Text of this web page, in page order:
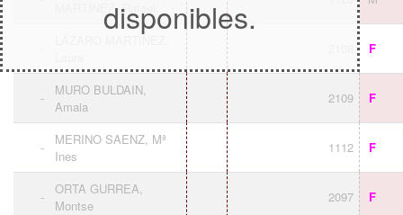
disponibles.
MARTÍNEZ, Rafael
LÁZARO MARTÍNEZ,
F
-
MURO BULDAIN,
Amaia
2109 F
-
MERINO SAENZ, Mª
Ines
1112 F
-
ORTA GURREA,
Montse
2097 F